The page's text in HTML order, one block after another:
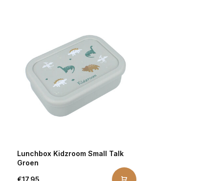
Lunchbox Kidzroom Small Talk
Groen